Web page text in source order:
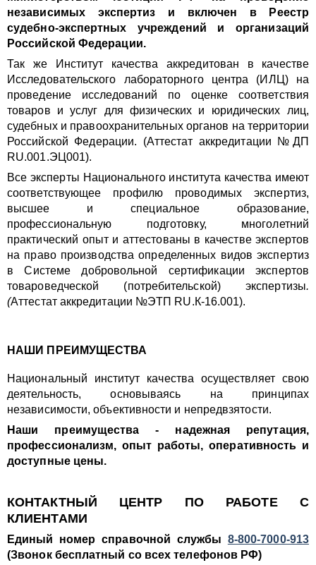
независимых экспертиз и включен в Реестр
судебно-экспертных учреждений и организаций
Российской Федерации.
Так же Институт качества аккредитован в качестве
Исследовательского лабораторного центра (ИЛЦ) на
проведение исследований по оценке соответствия
товаров и услуг для физических и юридических лиц,
судебных и правоохранительных органов на территории
Российской Федерации. (Аттестат аккредитации №ДП
RU.001.ЭЦ001).
Все эксперты Национального института качества имеют
соответствующее профилю проводимых экспертиз,
высшее и специальное образование,
профессиональную подготовку, многолетний
практический опыт и аттестованы в качестве экспертов
на право производства определенных видов экспертиз
в Системе добровольной сертификации экспертов
товароведческой (потребительской) экспертизы.
(Аттестат аккредитации №ЭТП RU.К-16.001).
НАШИ ПРЕИМУЩЕСТВА
Национальный институт качества осуществляет свою
деятельность, основываясь на принципах
независимости, объективности и непредвзятости.
Наши преимущества - надежная репутация,
профессионализм, опыт работы, оперативность и
доступные цены.
КОНТАКТНЫЙ ЦЕНТР ПО РАБОТЕ С
КЛИЕНТАМИ
Единый номер справочной службы 8-800-7000-913
(Звонок бесплатный со всех телефонов РФ)